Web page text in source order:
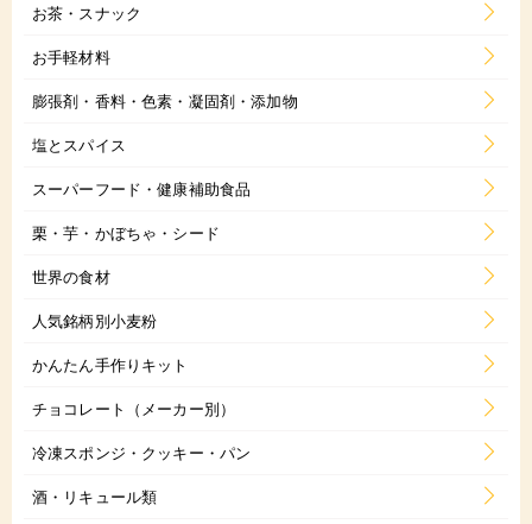
お茶・スナック
お手軽材料
膨張剤・香料・色素・凝固剤・添加物
塩とスパイス
スーパーフード・健康補助食品
栗・芋・かぼちゃ・シード
世界の食材
人気銘柄別小麦粉
かんたん手作りキット
チョコレート（メーカー別）
冷凍スポンジ・クッキー・パン
酒・リキュール類